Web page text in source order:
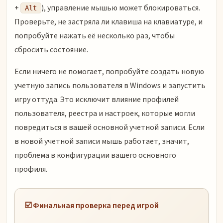
+ Alt
), управление мышью может блокироваться.
Проверьте, не застряла ли клавиша на клавиатуре, и
попробуйте нажать её несколько раз, чтобы
сбросить состояние.
Если ничего не помогает, попробуйте создать новую
учетную запись пользователя в Windows и запустить
игру оттуда. Это исключит влияние профилей
пользователя, реестра и настроек, которые могли
повредиться в вашей основной учетной записи. Если
в новой учетной записи мышь работает, значит,
проблема в конфигурации вашего основного
профиля.
☑️ Финальная проверка перед игрой